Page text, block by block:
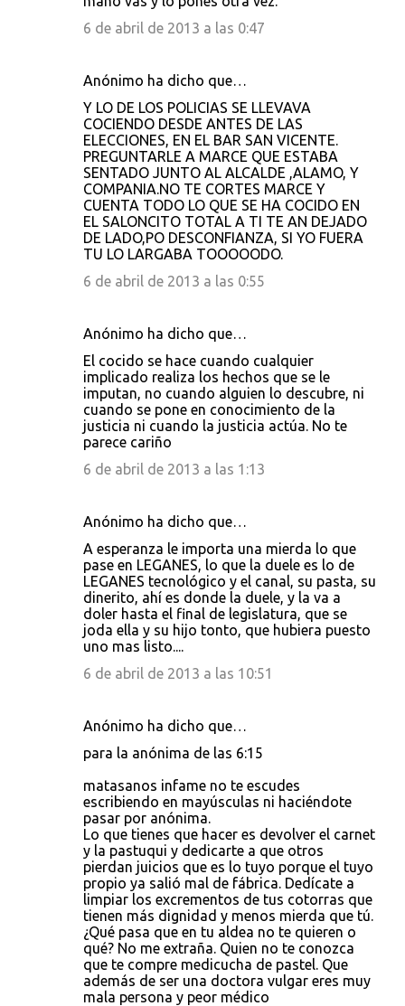
6 de abril de 2013 a las 0:47
Anónimo ha dicho que…
Y LO DE LOS POLICIAS SE LLEVAVA
COCIENDO DESDE ANTES DE LAS
ELECCIONES, EN EL BAR SAN VICENTE.
PREGUNTARLE A MARCE QUE ESTABA
SENTADO JUNTO AL ALCALDE ,ALAMO, Y
COMPANIA.NO TE CORTES MARCE Y
CUENTA TODO LO QUE SE HA COCIDO EN
EL SALONCITO TOTAL A TI TE AN DEJADO
DE LADO,PO DESCONFIANZA, SI YO FUERA
TU LO LARGABA TOOOOODO.
6 de abril de 2013 a las 0:55
Anónimo ha dicho que…
El cocido se hace cuando cualquier
implicado realiza los hechos que se le
imputan, no cuando alguien lo descubre, ni
cuando se pone en conocimiento de la
justicia ni cuando la justicia actúa. No te
parece cariño
6 de abril de 2013 a las 1:13
Anónimo ha dicho que…
A esperanza le importa una mierda lo que
pase en LEGANES, lo que la duele es lo de
LEGANES tecnológico y el canal, su pasta, su
dinerito, ahí es donde la duele, y la va a
doler hasta el final de legislatura, que se
joda ella y su hijo tonto, que hubiera puesto
uno mas listo....
6 de abril de 2013 a las 10:51
Anónimo ha dicho que…
para la anónima de las 6:15
matasanos infame no te escudes
escribiendo en mayúsculas ni haciéndote
pasar por anónima.
Lo que tienes que hacer es devolver el carnet
y la pastuqui y dedicarte a que otros
pierdan juicios que es lo tuyo porque el tuyo
propio ya salió mal de fábrica. Dedícate a
limpiar los excrementos de tus cotorras que
tienen más dignidad y menos mierda que tú.
¿Qué pasa que en tu aldea no te quieren o
qué? No me extraña. Quien no te conozca
que te compre medicucha de pastel. Que
además de ser una doctora vulgar eres muy
mala persona y peor médico